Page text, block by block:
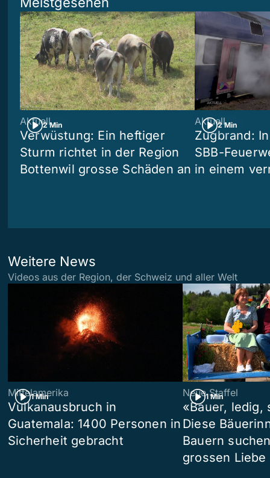
2 Min
Aktuell
Verwüstung: Ein heftiger
Sturm richtet in der Region
Bottenwil grosse Schäden an
2 Min
Aktuell
Zugbrand:
SBB-
in einem
Weitere News
Videos aus der Region, der Schweiz und aller Welt
1 Min
Mittelamerika
Vulkanausbruch in
Guatemala: 1400 Personen in
Sicherheit gebracht
1 Min
Neue Staffel
«Bauer, ledig,
Diese
Bauern
grossen Liebe